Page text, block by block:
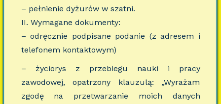
– pełnienie dyżurów w szatni.
II. Wymagane dokumenty:
– odręcznie podpisane podanie (z adresem i
telefonem kontaktowym)
– życiorys z przebiegu nauki i pracy
zawodowej, opatrzony klauzulą: „Wyrażam
zgodę na przetwarzanie moich danych